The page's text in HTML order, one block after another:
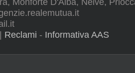
Monforte D'Alba, Neive,
Reclami - Informativa AAS